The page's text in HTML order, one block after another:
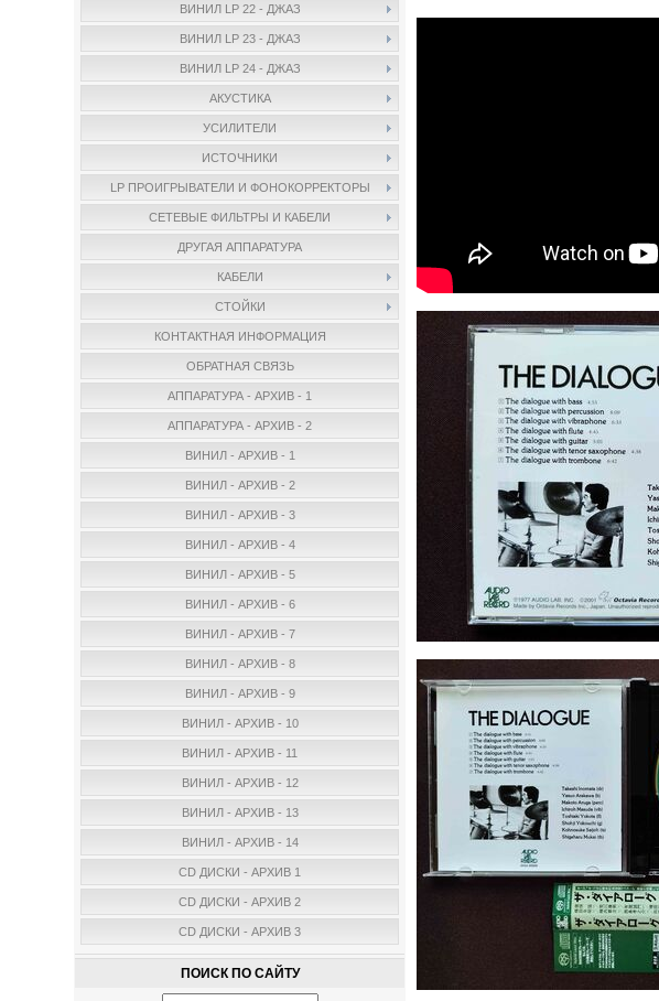
ВИНИЛ LP 22 - ДЖАЗ
ВИНИЛ LP 23 - ДЖАЗ
ВИНИЛ LP 24 - ДЖАЗ
АКУСТИКА
УСИЛИТЕЛИ
ИСТОЧНИКИ
LP ПРОИГРЫВАТЕЛИ И ФОНОКОРРЕКТОРЫ
СЕТЕВЫЕ ФИЛЬТРЫ И КАБЕЛИ
ДРУГАЯ АППАРАТУРА
КАБЕЛИ
СТОЙКИ
КОНТАКТНАЯ ИНФОРМАЦИЯ
ОБРАТНАЯ СВЯЗЬ
АППАРАТУРА - АРХИВ - 1
АППАРАТУРА - АРХИВ - 2
ВИНИЛ - АРХИВ - 1
ВИНИЛ - АРХИВ - 2
ВИНИЛ - АРХИВ - 3
ВИНИЛ - АРХИВ - 4
ВИНИЛ - АРХИВ - 5
ВИНИЛ - АРХИВ - 6
ВИНИЛ - АРХИВ - 7
ВИНИЛ - АРХИВ - 8
ВИНИЛ - АРХИВ - 9
ВИНИЛ - АРХИВ - 10
ВИНИЛ - АРХИВ - 11
ВИНИЛ - АРХИВ - 12
ВИНИЛ - АРХИВ - 13
ВИНИЛ - АРХИВ - 14
CD ДИСКИ - АРХИВ 1
CD ДИСКИ - АРХИВ 2
CD ДИСКИ - АРХИВ 3
ПОИСК ПО САЙТУ